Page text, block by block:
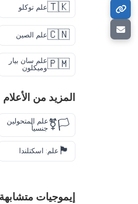
🇹🇰علم توكلو
🇨🇳علم الصين
🇵🇲علم سان بيار
وميكلون
المزيد من الأعلام
🏳️‍⚧️علم المتحولين
جنسياً
🏴󠁧󠁢󠁳󠁣󠁴󠁿 علم: اسكتلندا
إيموجيات متشابهة